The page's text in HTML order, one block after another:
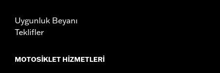
Uygunluk Beyanı
Teklifler
MOTOSIKLET HIZMETLERI